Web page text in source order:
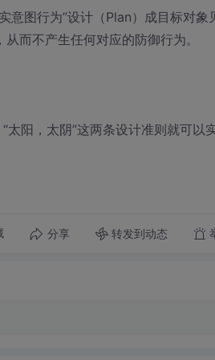
意图行为”设计（Plan）成目标对
而不产生任何对应的防御行为。
阳，太阴”这两条设计准则就可以实
分享 转发到动态